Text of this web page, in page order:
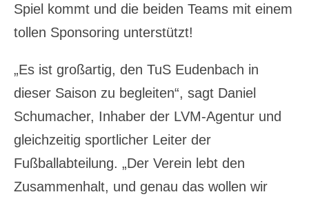
Spiel kommt und die beiden Teams mit einem
tollen Sponsoring unterstützt!
„Es ist großartig, den TuS Eudenbach in
dieser Saison zu begleiten“, sagt Daniel
Schumacher, Inhaber der LVM-Agentur und
gleichzeitig sportlicher Leiter der
Fußballabteilung. „Der Verein lebt den
Zusammenhalt, und genau das wollen wir